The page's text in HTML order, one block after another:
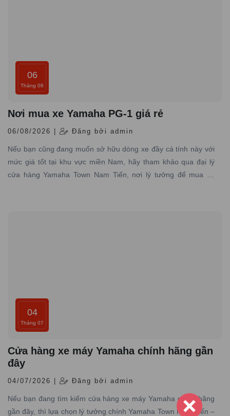
06
Tháng 08
Nơi mua xe Yamaha PG-1 giá rẻ
06/08/2026 | Đăng bởi admin
Nếu bạn cũng đang muốn sở hữu dòng xe đầy cá tính này với
mức giá tốt tại khu vực miền Nam, hãy tham khảo qua đại lý
cửa hàng Yamaha Town Nam Tiến, nơi lý tưởng để mua xe
04
Tháng 07
Cửa hàng xe máy Yamaha chính hãng gần
đây
04/07/2026 | Đăng bởi admin
Nếu bạn đang tìm kiếm cửa hàng xe máy Yamaha chính hãng
gần đây, thì lựa chọn lý tưởng chính Yamaha Town Nam Tiến –